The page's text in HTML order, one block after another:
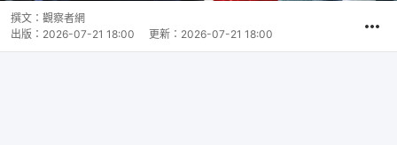
撰文： 觀察者網
出版： 2026-07-21 18:00 更新： 2026-07-21 18:00